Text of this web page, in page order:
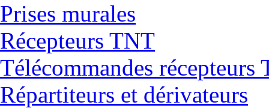
Prises murales
Récepteurs TNT
Télécommandes récepteurs
Répartiteurs et dérivateurs